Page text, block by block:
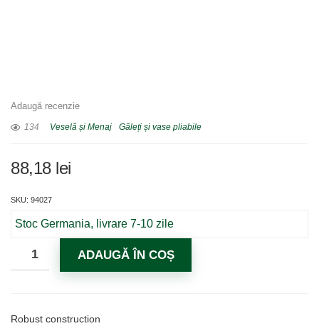
Adaugă recenzie
134 Veselă și Menaj Găleți și vase pliabile
88,18 lei
SKU: 94027
Stoc Germania, livrare 7-10 zile
ADAUGĂ ÎN COȘ
Robust construction